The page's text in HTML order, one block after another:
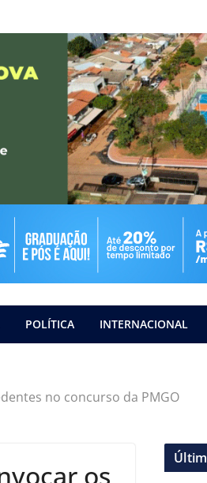
POLÍTICA INTERNACIONAL
no concurso da PMGO
os